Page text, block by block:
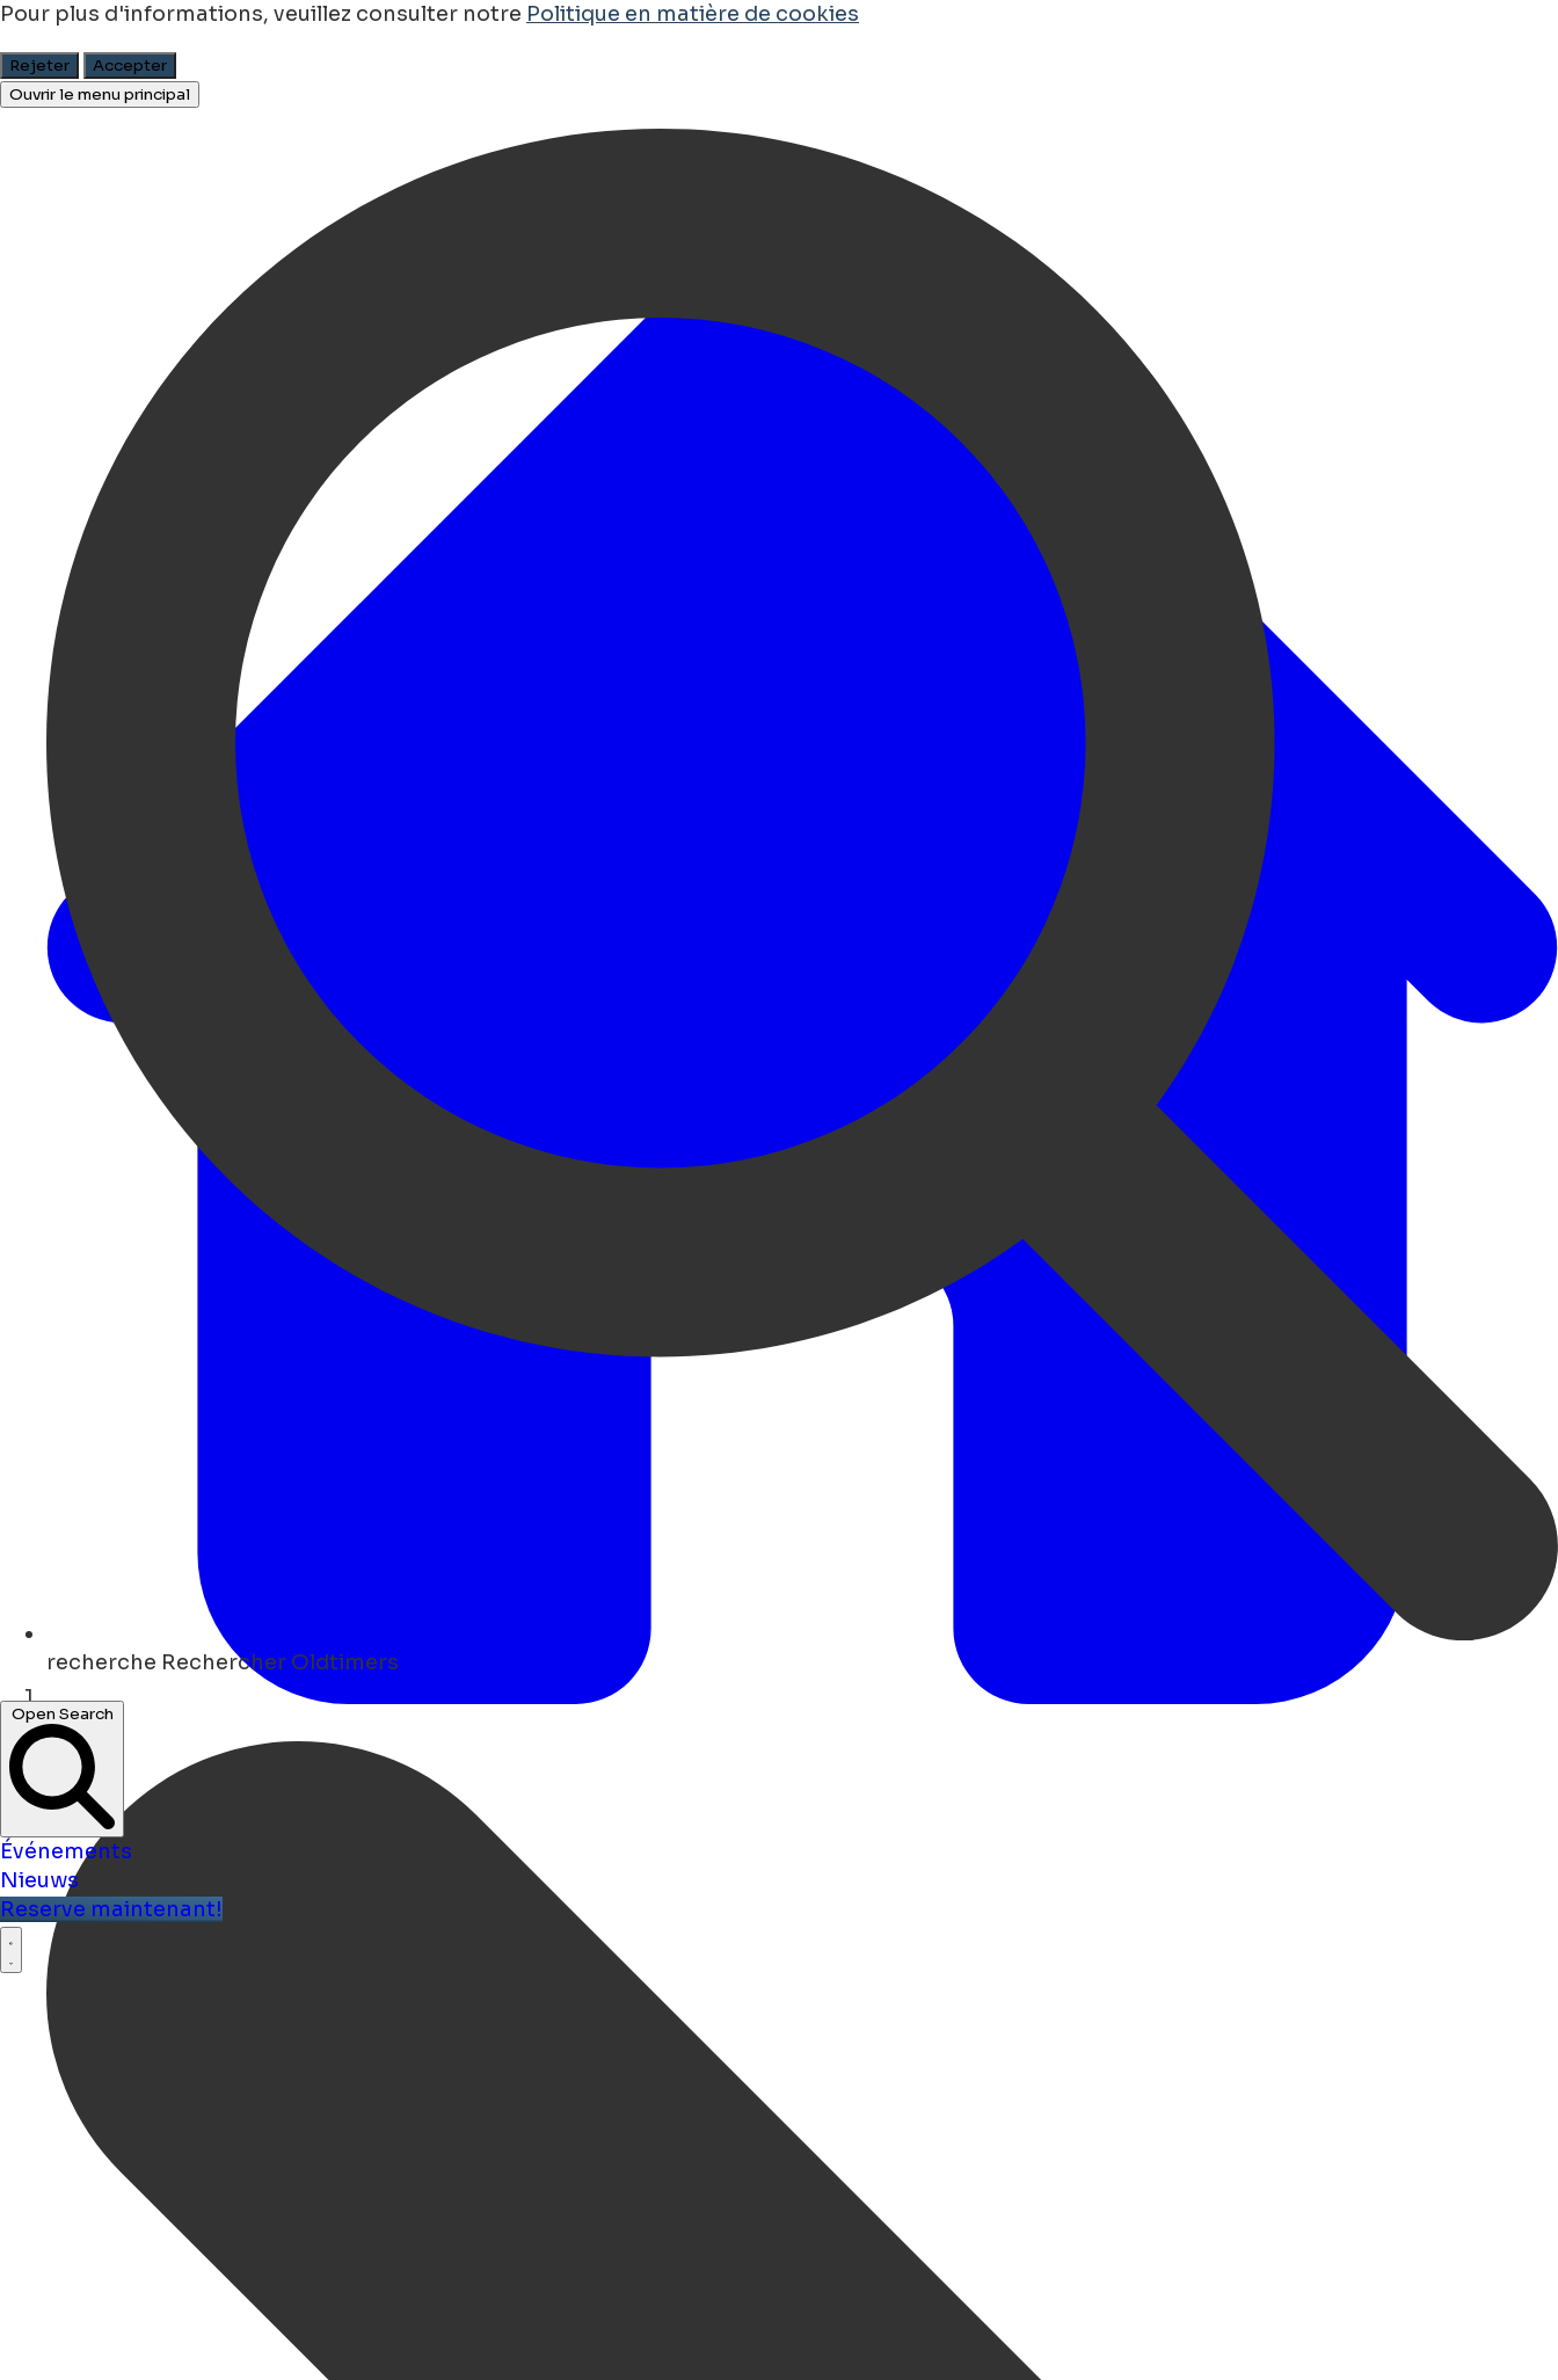
Pour plus d'informations, veuillez consulter notre Politique en matière de cookies
Rejeter
Accepter
Ouvrir le menu principal
recherche Rechercher Oldtimers
Open Search
Événements
Nieuws
Reserve maintenant!
Maison